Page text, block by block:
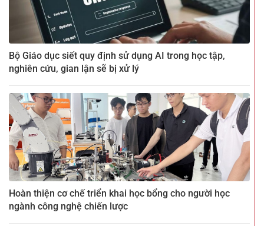
Bộ Giáo dục siết quy định sử dụng AI trong học tập,
nghiên cứu, gian lận sẽ bị xử lý
Hoàn thiện cơ chế triển khai học bổng cho người học
ngành công nghệ chiến lược